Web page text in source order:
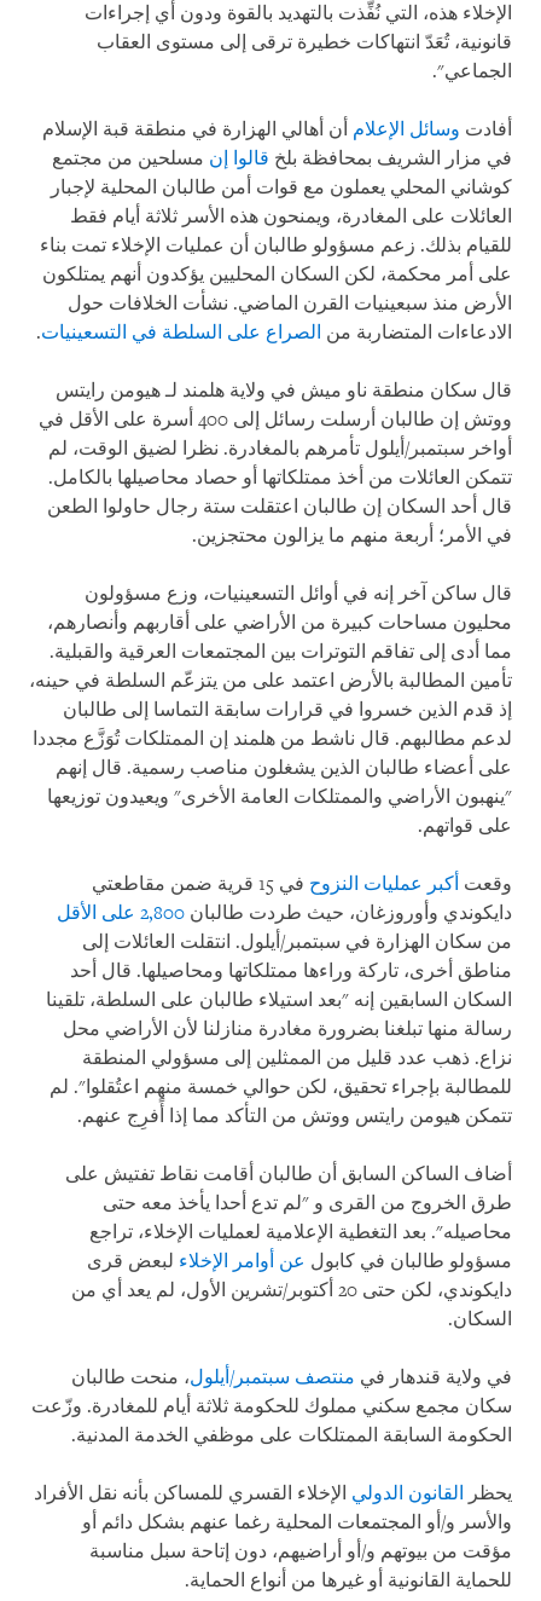
الإخلاء هذه، التي نُفِّذت بالتهديد بالقوة ودون أي إجراءات
قانونية، تُعَدّ انتهاكات خطيرة ترقى إلى مستوى العقاب
الجماعي".
أفادت وسائل الإعلام أن أهالي الهزارة في منطقة قبة الإسلام
في مزار الشريف بمحافظة بلخ قالوا إن مسلحين من مجتمع
كوشاني المحلي يعملون مع قوات أمن طالبان المحلية لإجبار
العائلات على المغادرة، ويمنحون هذه الأسر ثلاثة أيام فقط
للقيام بذلك. زعم مسؤولو طالبان أن عمليات الإخلاء تمت بناء
على أمر محكمة، لكن السكان المحليين يؤكدون أنهم يمتلكون
الأرض منذ سبعينيات القرن الماضي. نشأت الخلافات حول
الادعاءات المتضاربة من الصراع على السلطة في التسعينيات.
قال سكان منطقة ناو ميش في ولاية هلمند لـ هيومن رايتس
ووتش إن طالبان أرسلت رسائل إلى 400 أسرة على الأقل في
أواخر سبتمبر/أيلول تأمرهم بالمغادرة. نظرا لضيق الوقت، لم
تتمكن العائلات من أخذ ممتلكاتها أو حصاد محاصيلها بالكامل.
قال أحد السكان إن طالبان اعتقلت ستة رجال حاولوا الطعن
في الأمر؛ أربعة منهم ما يزالون محتجزين.
قال ساكن آخر إنه في أوائل التسعينيات، وزع مسؤولون
محليون مساحات كبيرة من الأراضي على أقاربهم وأنصارهم،
مما أدى إلى تفاقم التوترات بين المجتمعات العرقية والقبلية.
تأمين المطالبة بالأرض اعتمد على من يتزعّم السلطة في حينه،
إذ قدم الذين خسروا في قرارات سابقة التماسا إلى طالبان
لدعم مطالبهم. قال ناشط من هلمند إن الممتلكات تُوَزَّع مجددا
على أعضاء طالبان الذين يشغلون مناصب رسمية. قال إنهم
"ينهبون الأراضي والممتلكات العامة الأخرى" ويعيدون توزيعها
على قواتهم.
وقعت أكبر عمليات النزوح
في 15 قرية ضمن مقاطعتي
دايكوندي وأوروزغان، حيث طردت طالبان 2,800 على الأقل
من سكان الهزارة في سبتمبر/أيلول. انتقلت العائلات إلى
مناطق أخرى، تاركة وراءها ممتلكاتها ومحاصيلها. قال أحد
السكان السابقين إنه "بعد استيلاء طالبان على السلطة، تلقينا
رسالة منها تبلغنا بضرورة مغادرة منازلنا لأن الأراضي محل
نزاع. ذهب عدد قليل من الممثلين إلى مسؤولي المنطقة
للمطالبة بإجراء تحقيق، لكن حوالي خمسة منهم اعتُقلوا". لم
تتمكن هيومن رايتس ووتش من التأكد مما إذا أًفرِج عنهم.
أضاف الساكن السابق أن طالبان أقامت نقاط تفتيش على
طرق الخروج من القرى و "لم تدع أحدا يأخذ معه حتى
محاصيله". بعد التغطية الإعلامية لعمليات الإخلاء، تراجع
مسؤولو طالبان في كابول عن أوامر الإخلاء لبعض قرى
دايكوندي، لكن حتى 20 أكتوبر/تشرين الأول، لم يعد أي من
السكان.
في ولاية قندهار في منتصف سبتمبر/أيلول، منحت طالبان
سكان مجمع سكني مملوك للحكومة ثلاثة أيام للمغادرة. وزّعت
الحكومة السابقة الممتلكات على موظفي الخدمة المدنية.
يحظر القانون الدولي الإخلاء القسري للمساكن بأنه نقل الأفراد
والأسر و/أو المجتمعات المحلية رغما عنهم بشكل دائم أو
مؤقت من بيوتهم و/أو أراضيهم، دون إتاحة سبل مناسبة
للحماية القانونية أو غيرها من أنواع الحماية.